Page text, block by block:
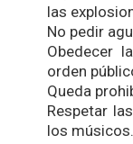
las
No pedir
Obedecer
orden
Queda
Respetar
los músicos.